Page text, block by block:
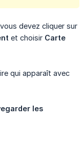
devez cliquer sur
et choisir Carte
qui apparaît avec
les